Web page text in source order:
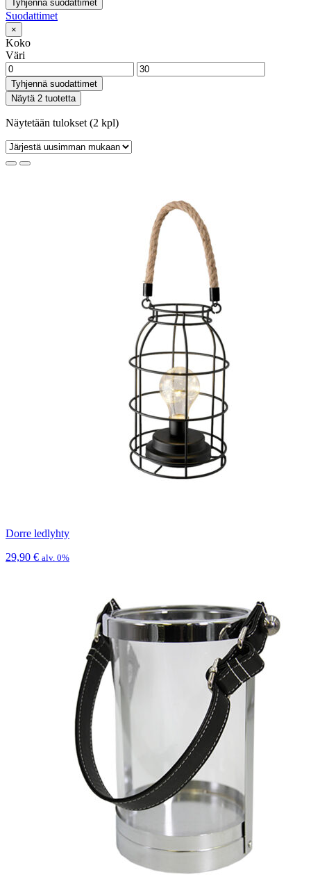
Tyhjennä suodattimet
Suodattimet
×
Koko
Väri
Tyhjennä suodattimet
Näytä 2 tuotetta
Näytetään tulokset (2 kpl)
Dorre ledlyhty
29,90 € alv. 0%